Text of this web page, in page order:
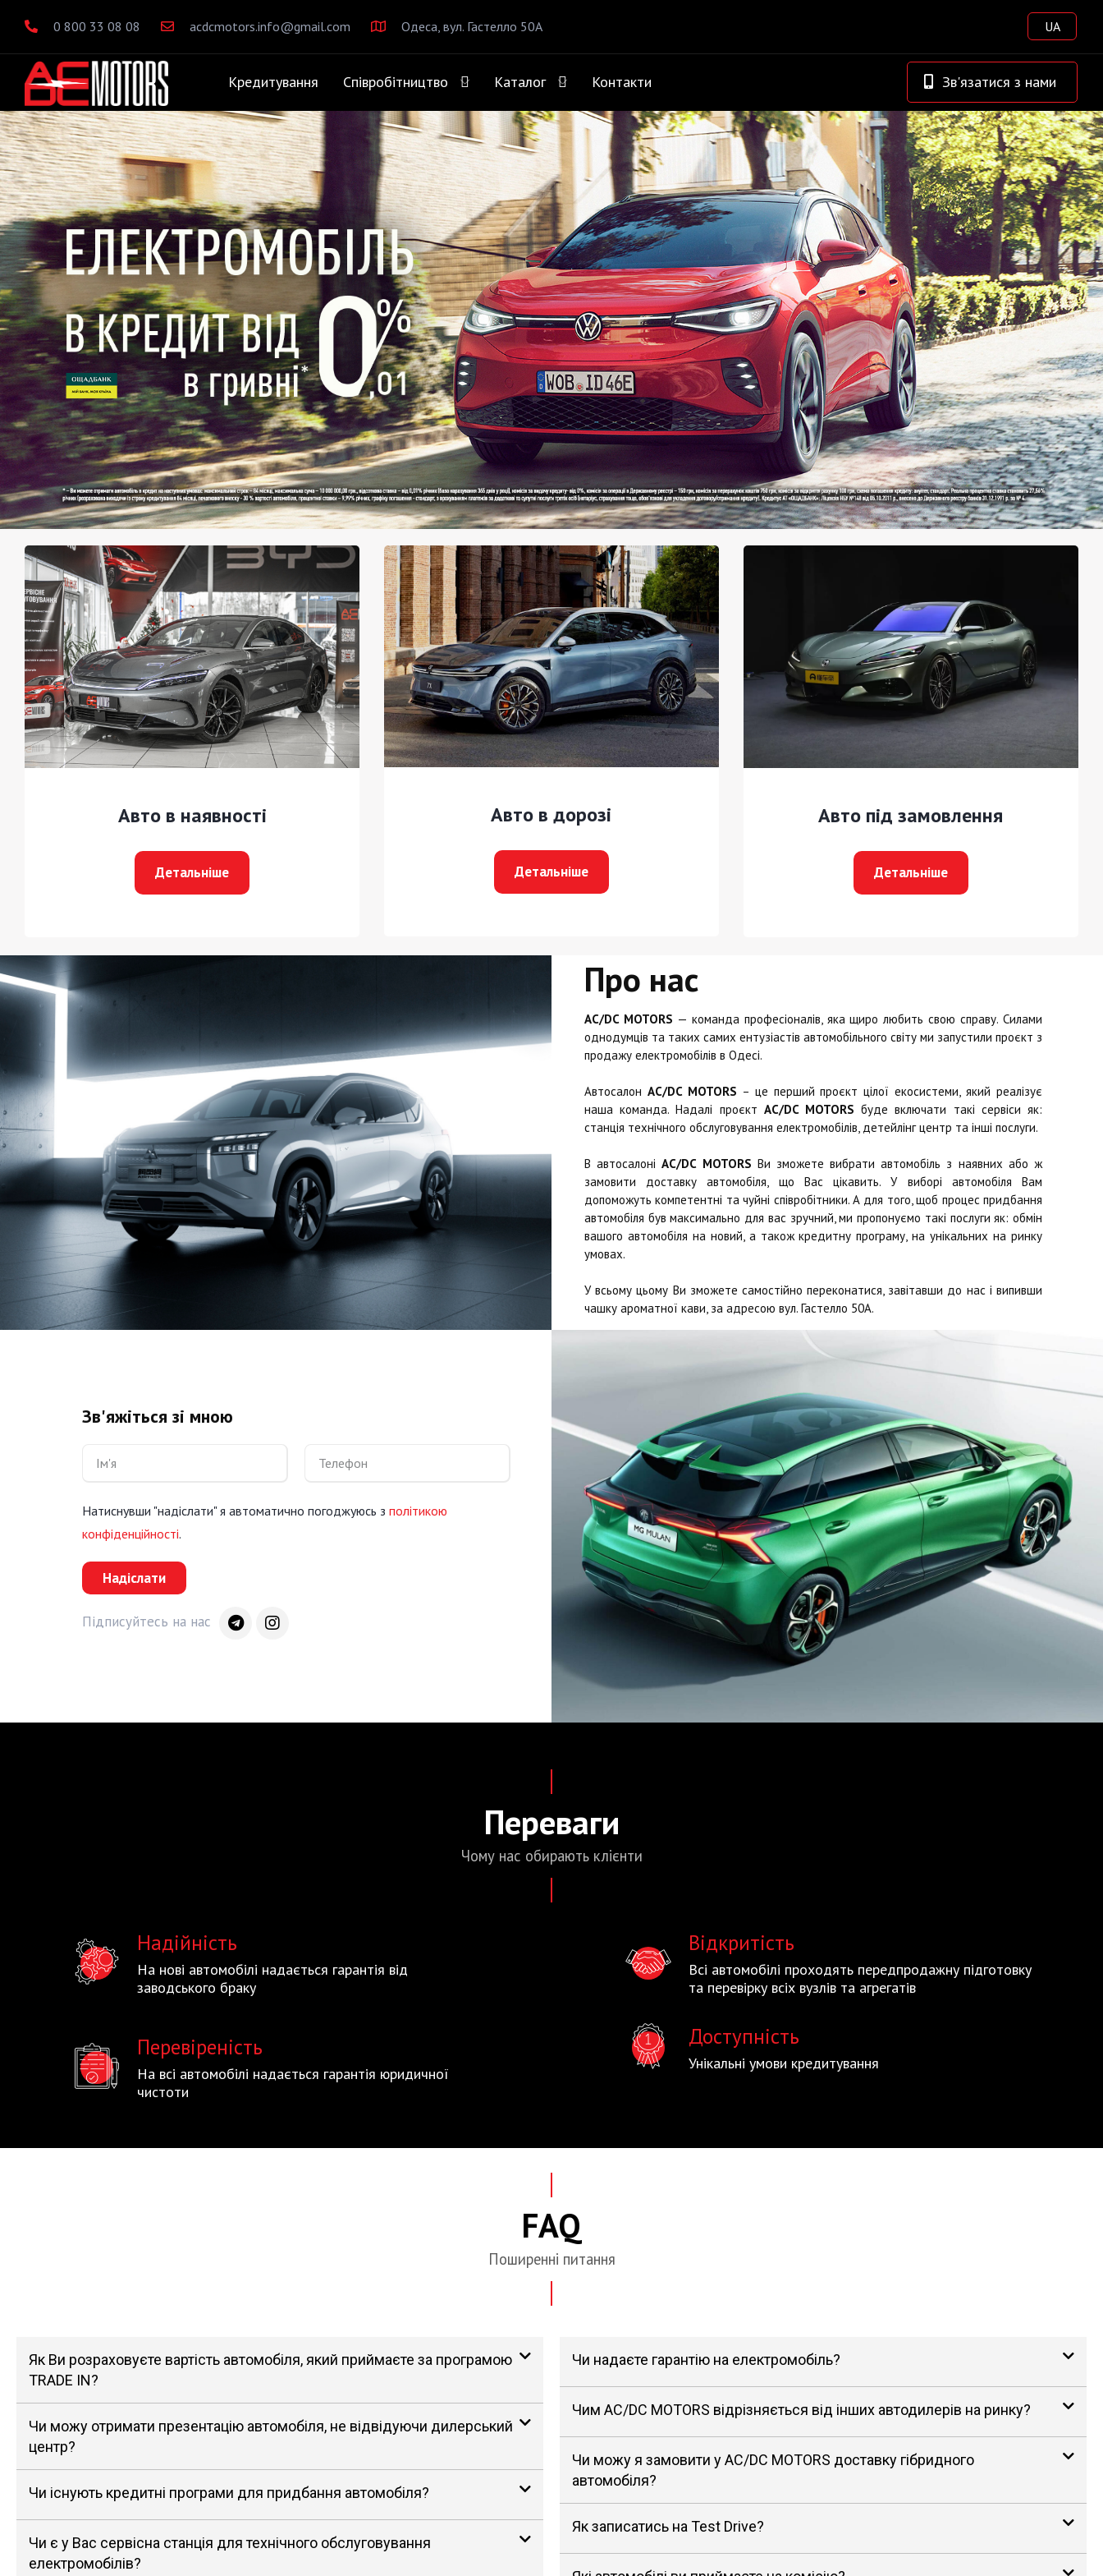
0 800 33 08 08 acdcmotors.info@gmail.com Одеса, вул. Гастелло 50А UA
Кредитування Співробітництво Каталог Контакти Зв'язатися з нами
Авто в наявності
Детальніше
Авто в дорозі
Детальніше
Авто під замовлення
Детальніше
Про нас
AC/DC MOTORS — команда професіоналів, яка щиро любить свою справу. Силами
однодумців та таких самих ентузіастів автомобільного світу ми запустили проєкт з
продажу електромобілів в Одесі.
Автосалон AC/DC MOTORS – це перший проєкт цілої екосистеми, який реалізує
наша команда. Надалі проєкт AC/DC MOTORS буде включати такі сервіси як:
станція технічного обслуговування електромобілів, детейлінг центр та інші послуги.
В автосалоніAC/DC MOTORS Ви зможете вибрати автомобіль з наявних або ж
замовити доставку автомобіля, що Вас цікавить. У виборі автомобіля Вам
допоможуть компетентні та чуйні співробітники. А для того, щоб процес придбання
автомобіля був максимально для вас зручний, ми пропонуємо такі послуги як: обмін
вашого автомобіля на новий, а також кредитну програму, на унікальних на ринку
умовах.
У всьому цьому Ви зможете самостійно переконатися, завітавши до нас і випивши
чашку ароматної кави, за адресою вул. Гастелло 50А.
Зв'яжіться зі мною
Натиснувши "надіслати" я автоматично погоджуюсь з політикою
конфіденційності.
Надіслати
Підписуйтесь на нас
Переваги
Чому нас обираютьклієнти
Надійність
На нові автомобілі надається гарантія від
заводського браку
Перевіреність
На всі автомобілі надається гарантія юридичної
чистоти
Відкритість
Всі автомобілі проходять передпродажну підготовку
та перевірку всіх вузлів та агрегатів
Доступність
Унікальні умови кредитування
FAQ
Поширенні питання
Як Ви розраховуєте вартість автомобіля, який приймаєте за програмою
TRADE IN?
Чи можу отримати презентацію автомобіля, не відвідуючи дилерський
центр?
Чи існують кредитні програми для придбання автомобіля?
Чи є у Вас сервісна станція для технічного обслуговування
електромобілів?
Чи надаєте гарантію на електромобіль?
Чим AC/DC MOTORS відрізняється від інших автодилерів на ринку?
Чи можу я замовити у AC/DC MOTORS доставку гібридного
автомобіля?
Як записатись на Test Drive?